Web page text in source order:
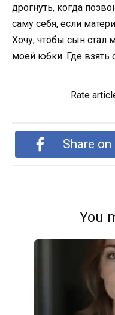
дрогнуть, когда
саму себя, если
Хочу, чтобы сын стал
моей юбки. Где взять
Rate
Share
You